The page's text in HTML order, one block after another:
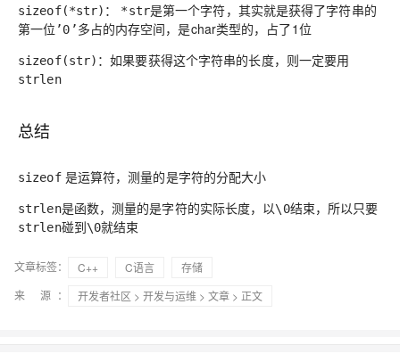
sizeof(*str) ： *str是第一个字符，其实就是获得了字符串的
第一位 ’0’多占的内存空间，是char类型的，占了1位
sizeof(str) ：如果要获得这个字符串的长度，则一定要用
strlen
总结
sizeof是运算符，测量的是字符的分配大小
strlen是函数，测量的是字符的实际长度，以\0结束，所以只要
strlen碰到\0就结束
文章标签： C++ C语言
存储
来 源：
开发者社区 > 开发与运维 > 文章 > 正文